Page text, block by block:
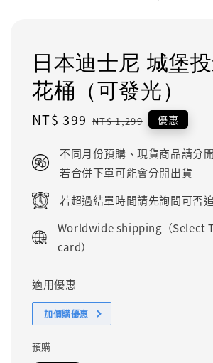
日本迪士尼 城堡
花桶（可發光）
Sale
NT$ 399 Regular
NT$ 1,299 優惠
不同月份預購、現貨商品請分
若合併下單可能會分開出貨
若超過結單時間請先詢問可否
Worldwide shipping（Select
card）
適用優惠
加價購優惠
預購